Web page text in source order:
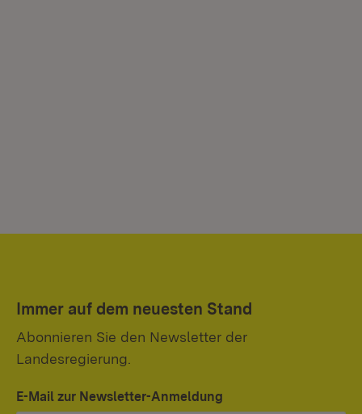
Immer auf dem neuesten Stand
Abonnieren Sie den Newsletter der
Landesregierung.
E-Mail zur Newsletter-Anmeldung